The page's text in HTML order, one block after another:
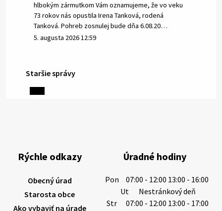
hlbokým zármutkom Vám oznamujeme, že vo veku
73 rokov nás opustila Irena Tanková, rodená
Tanková. Pohreb zosnulej bude dňa 6.08.20…
5. augusta 2026 12:59
3. augusta 2026 08:45
84 rokov nás opustil Ján Letusek. Pohreb zosnulého
bude dňa 4.08.2026 v utorok 10.00…
Staršie správy
Rýchle odkazy
Obecný úrad
Starosta obce
Ako vybaviť na úrade
Úradné hodiny
Pon
07:00 - 12:00 13:00 - 16:00
Ut
Nestránkový deň
Str
07:00 - 12:00 13:00 - 17:00